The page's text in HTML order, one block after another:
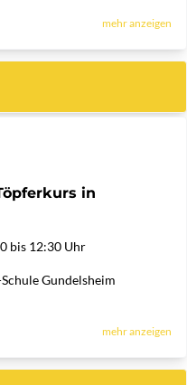
mehr anzeigen
in
bis 12:30 Uhr
Gundelsheim
mehr anzeigen